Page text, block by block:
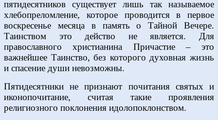
пятидесятников существует лишь так называемое
хлебопреломление, которое проводится в первое
воскресенье месяца в память о Тайной Вечере.
Таинством это действо не является. Для
православного христианина Причастие – это
важнейшее Таинство, без которого духовная жизнь
и спасение души невозможны.
Пятидесятники не признают почитания святых и
иконопочитание, считая такие проявления
религиозного поклонения идолопоклонством.